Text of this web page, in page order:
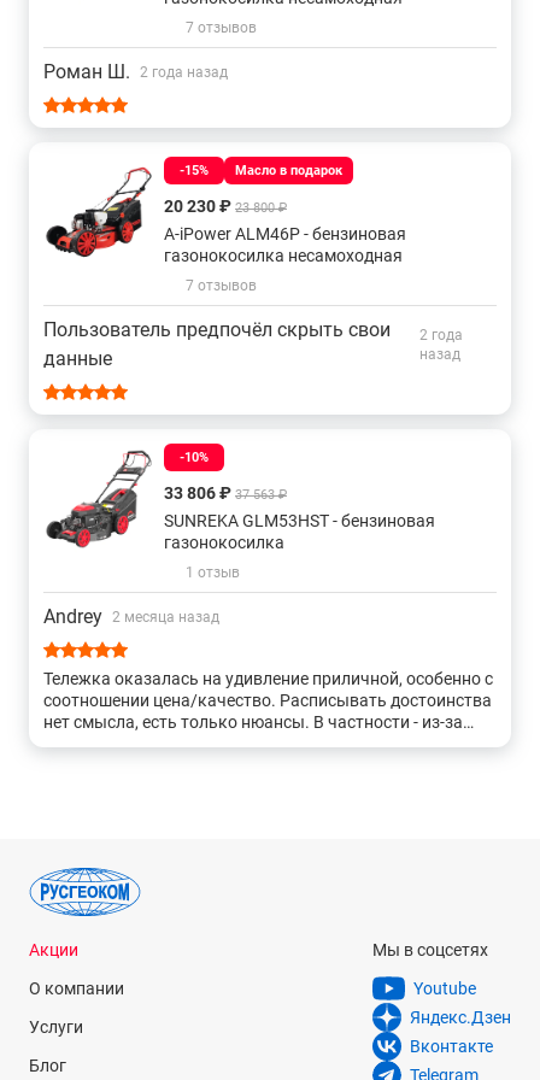
7 отзывов
Роман Ш. 2 года назад
-15% Масло в подарок
20 230 ₽ 23 800 ₽
A-iPower ALM46P - бензиновая
газонокосилка несамоходная
7 отзывов
Пользователь предпочёл скрыть свои
данные
2 года
назад
-10%
33 806 ₽ 37 563 ₽
SUNREKA GLM53HST - бензиновая
газонокосилка
1 отзыв
Andrey 2 месяца назад
Тележка оказалась на удивление приличной, особенно с
соотношении цена/качество. Расписывать достоинства
нет смысла, есть только нюансы. В частности - из-за
габаритов весьма тяжеловата как в заводке, так и в
идеальна
Акции
О компании
Услуги
Блог
Мы в соцсетях
Youtube
Яндекс.Дзен
Вконтакте
Telegram